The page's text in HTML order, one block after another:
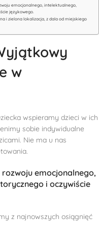
emocjonalnego, intelektualnego,
językowego.
i zielona lokalizacja, z dala od miejskiego
w
wspieramy dzieci w ich
sobie indywidualne
Nie ma u nas
emocjonalnego,
i oczywiście
z najnowszych osiągnięć